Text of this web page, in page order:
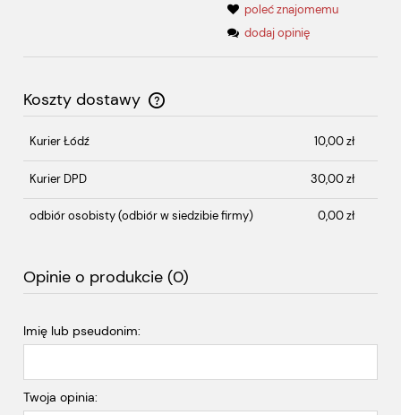
poleć znajomemu
dodaj opinię
Koszty dostawy
Cena nie zawiera ewentualnych kosztów płatności
Kurier Łódź 10,00 zł
Kurier DPD 30,00 zł
odbiór osobisty(odbiór w siedzibie firmy) 0,00 zł
Opinie o produkcie (0)
Imię lub pseudonim:
Twoja opinia: